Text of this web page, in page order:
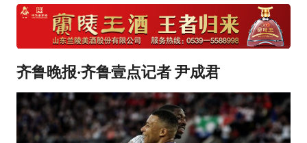
齐鲁晚报·齐鲁壹点记者 尹成君